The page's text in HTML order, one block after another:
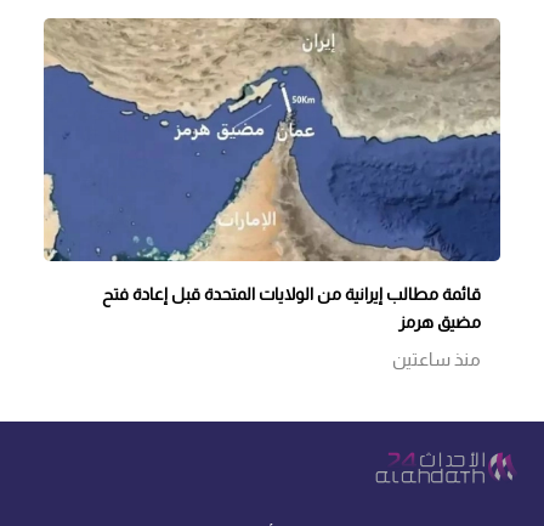
قائمة مطالب إيرانية من الولايات المتحدة قبل إعادة فتح
مضيق هرمز
منذ ساعتين